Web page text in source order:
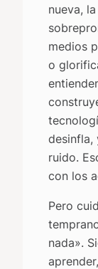
nueva,
medios
o
desinfla,
ruido.
con los
Pero
nada».